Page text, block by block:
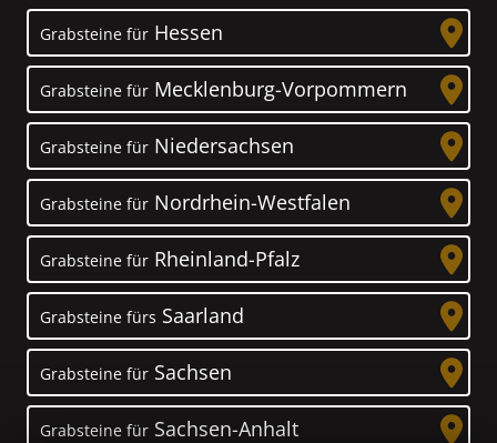
Grabsteine für Hessen
Grabsteine für Mecklenburg-Vorpommern
Grabsteine für Niedersachsen
Grabsteine für Nordrhein-Westfalen
Grabsteine für Rheinland-Pfalz
Grabsteine fürs Saarland
Grabsteine für Sachsen
Grabsteine für Sachsen-Anhalt